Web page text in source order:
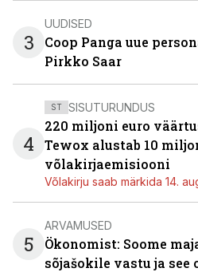
3
UUDISED
Coop Panga uue
Pirkko Saar
4
ST SISUTURUNDUS
220 miljoni euro
Tewox alustab 10
võlakirjaemisiooni
Võlakirju saab märkida 14.
5
ARVAMUSED
Ökonomist: Soome
sõjašokile vastu ja see